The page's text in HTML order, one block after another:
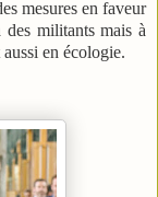
mesures en faveur
des militants mais à
en écologie.